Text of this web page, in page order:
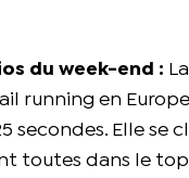
du week-end :
running en
Elle se
toutes dans le top